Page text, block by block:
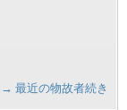
→ 最近の物故者続き